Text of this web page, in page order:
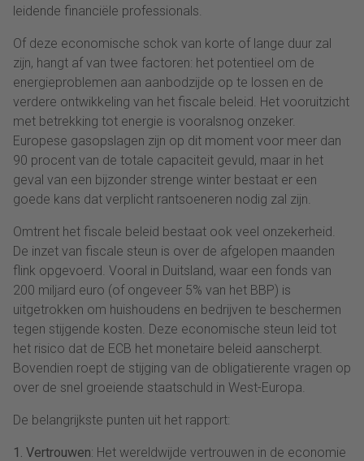
leidende financiële professionals.
Of deze economische schok van korte of lange duur zal
zijn, hangt af van twee factoren: het potentieel om de
energieproblemen aan aanbodzijde op te lossen en de
verdere ontwikkeling van het fiscale beleid. Het vooruitzicht
met betrekking tot energie is vooralsnog onzeker.
Europese gasopslagen zijn op dit moment voor meer dan
90 procent van de totale capaciteit gevuld, maar in het
geval van een bijzonder strenge winter bestaat er een
goede kans dat verplicht rantsoeneren nodig zal zijn.
Omtrent het fiscale beleid bestaat ook veel onzekerheid.
De inzet van fiscale steun is over de afgelopen maanden
flink opgevoerd. Vooral in Duitsland, waar een fonds van
200 miljard euro (of ongeveer 5% van het BBP) is
uitgetrokken om huishoudens en bedrijven te beschermen
tegen stijgende kosten. Deze economische steun leid tot
het risico dat de ECB het monetaire beleid aanscherpt.
Bovendien roept de stijging van de obligatierente vragen op
over de snel groeiende staatschuld in West-Europa.
De belangrijkste punten uit het rapport:
1. Vertrouwen: Het wereldwijde vertrouwen in de economie